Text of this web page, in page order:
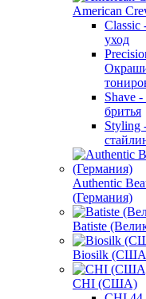
American
уход
Shave
бритья
Styling
Authentic
(Германия)
Batiste
Biosilk
CHI (США)